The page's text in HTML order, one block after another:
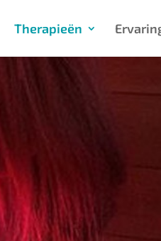
Therapieën